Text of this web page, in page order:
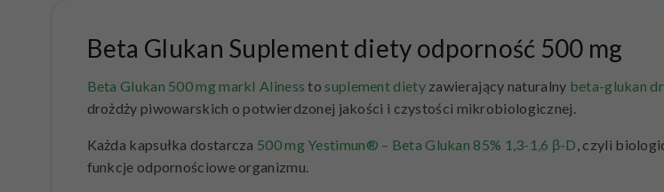
Beta Glukan Suplement diety odporność 500 mg
Beta Glukan 500 mgmarkI Aliness to suplement dietyzawierający naturalny beta-glukan
drożdży piwowarskich o potwierdzonej jakości i czystości mikrobiologicznej.
Każda kapsułka dostarcza 500 mg Yestimun® – Beta Glukan 85% 1,3-1,6 β-D, czyli
funkcje odpornościowe organizmu.